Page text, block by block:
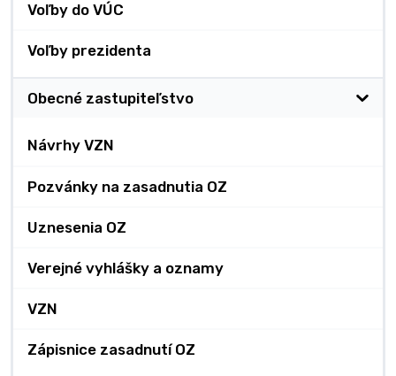
Voľby do VÚC
Voľby prezidenta
Obecné zastupiteľstvo
Návrhy VZN
Pozvánky na zasadnutia OZ
Uznesenia OZ
Verejné vyhlášky a oznamy
VZN
Zápisnice zasadnutí OZ